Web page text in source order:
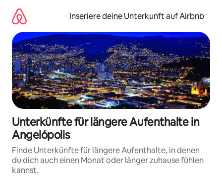
Inhalten
springen
Inseriere deine Unterkunft auf Airbnb
Unterkünfte für längere Aufenthalte in
Angelópolis
Finde Unterkünfte für längere Aufenthalte, in denen
du dich auch einen Monat oder länger zuhause fühlen
kannst.